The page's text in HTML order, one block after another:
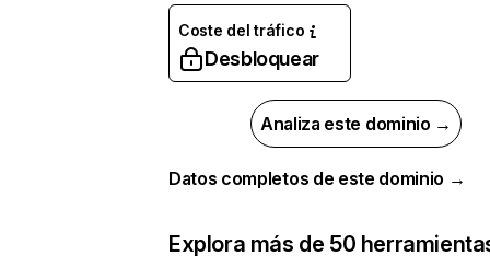
Coste del tráfico
Desbloquear
Analiza este dominio →
Datos completos de este dominio →
Explora más de 50